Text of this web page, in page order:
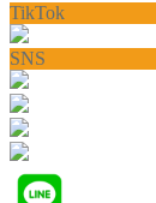
TikTok
SNS